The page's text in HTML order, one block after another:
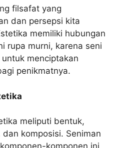
filsafat yang
dan persepsi kita
memiliki hubungan
rupa murni, karena seni
menciptakan
penikmatnya.
meliputi bentuk,
komposisi. Seniman
komponen ini